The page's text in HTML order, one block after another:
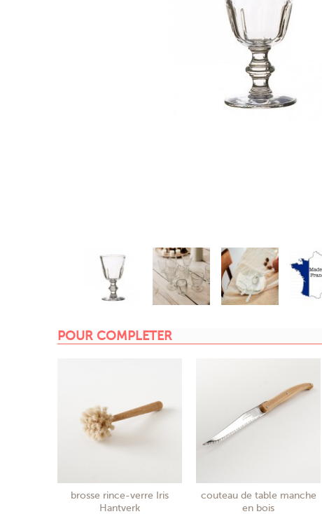
POUR COMPLETER
brosse rince-verre Iris
Hantverk
couteau de table manche
en bois